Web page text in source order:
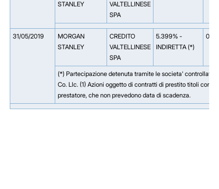
STANLEY
VALTELLINESE
SPA
31/05/2019
MORGAN
STANLEY
CREDITO
VALTELLINESE
SPA
5.399% -
INDIRETTA (*)
(*) Partecipazione detenuta tramite le societa' controllate
Co. Llc. (1) Azioni oggetto di contratti di prestito titoli con
prestatore, che non prevedono data di scadenza.